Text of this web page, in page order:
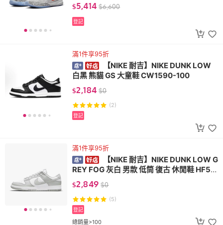
$5,414 $6,600
登記
滿1件享95折
【NIKE 耐吉】NIKE DUNK LOW
白黑 熊貓 GS 大童鞋 CW1590-100
$2,184 $0
(2)
登記
滿1件享95折
【NIKE 耐吉】NIKE DUNK LOW G
REY FOG 灰白 男款 低筒 復古 休閒鞋 HF54
41-105
$2,849 $0
(5)
總銷量>100
登記